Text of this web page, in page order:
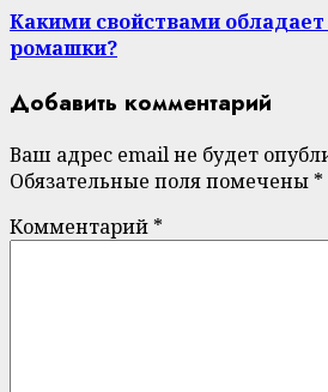
Какими свойствами
ромашки?
Добавить комментарий
Ваш адрес email не будет
Обязательные поля помечены *
Комментарий *